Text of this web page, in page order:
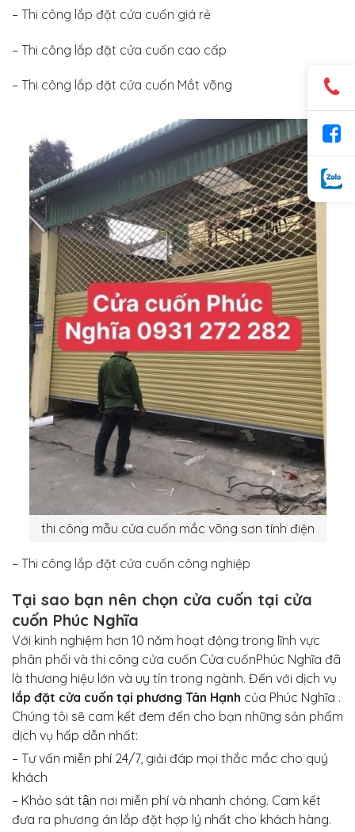
– Thi công lắp đặt cửa cuốn giá rẻ
– Thi công lắp đặt cửa cuốn cao cấp
– Thi công lắp đặt cửa cuốn Mắt võng
thi công mẫu cửa cuốn mắc võng sơn tính điện
– Thi công lắp đặt cửa cuốn công nghiệp
Tại sao bạn nên chọn cửa cuốn tại cửa
cuốn Phúc Nghĩa
Với kinh nghiệm hơn 10 năm hoạt động trong lĩnh vực
phân phối và thi công cửa cuốn Cửa cuốnPhúc Nghĩa đã
là thương hiệu lớn và uy tín trong ngành. Đến với dịch vụ
lắp đặt cửa cuốn tại phương Tân Hạnh của Phúc Nghĩa .
Chúng tôi sẽ cam kết đem đến cho bạn những sản phẩm
dịch vụ hấp dẫn nhất:
– Tư vấn miễn phí 24/7, giải đáp mọi thắc mắc cho quý
khách
– Khảo sát tận nơi miễn phí và nhanh chóng. Cam kết
đưa ra phương án lắp đặt hợp lý nhất cho khách hàng.